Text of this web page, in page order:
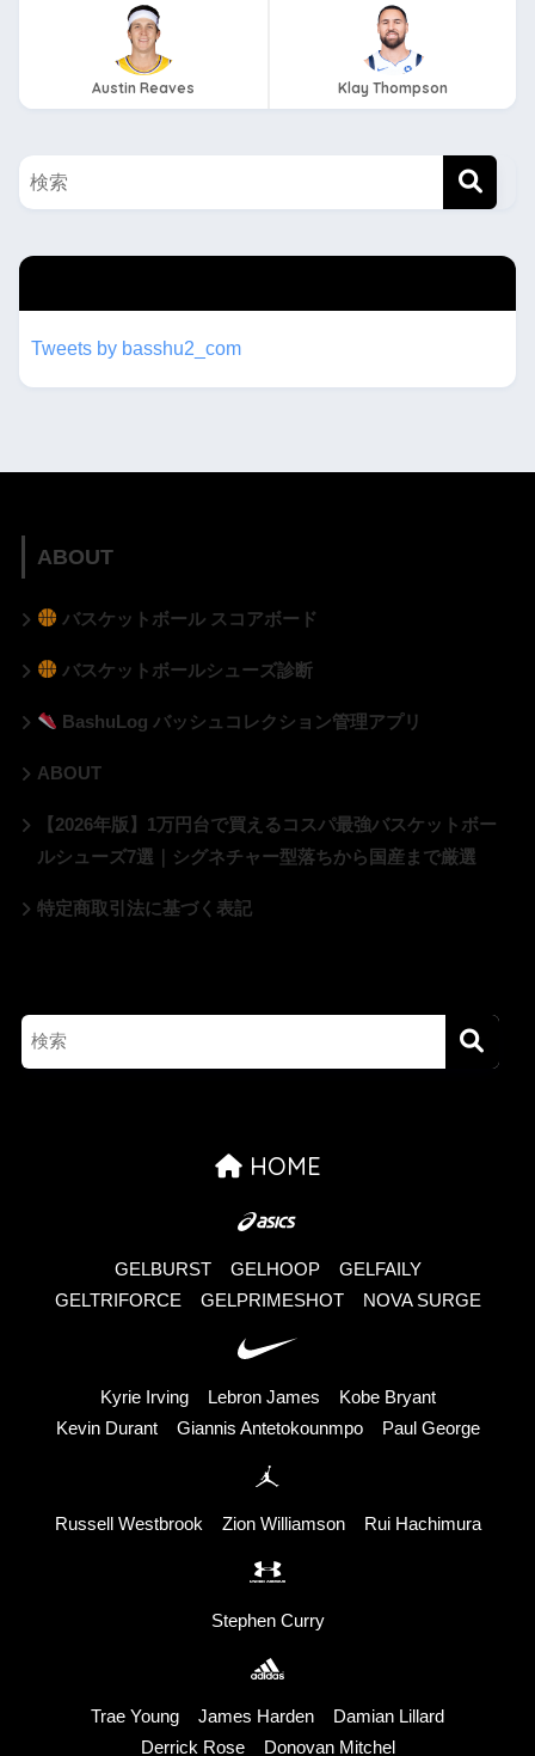
Austin Reaves Klay Thompson
Tweets by basshu2_com
ABOUT
バスケットボール スコアボード
バスケットボールシューズ診断
BashuLog バッシュコレクション管理アプリ
ABOUT
【2026年版】1万円台で買えるコスパ最強バスケットボー
ルシューズ7選｜シグネチャー型落ちから国産まで厳選
特定商取引法に基づく表記
HOME
GELBURST GELHOOP
GELFAILY
GELTRIFORCE
GELPRIMESHOT NOVA SURGE
Kyrie Irving Lebron James
Kobe Bryant
Kevin Durant
Giannis Antetokounmpo Paul George
Russell Westbrook Zion Williamson Rui Hachimura
Stephen Curry
Trae Young James Harden
Damian Lillard
Derrick Rose
Donovan Mitchel